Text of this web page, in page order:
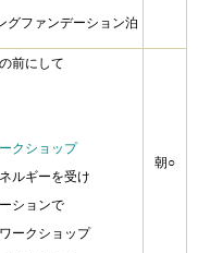
グファンデーション泊
前にして
クショップ
ルギーを受け
ションで
ークショップ
朝○